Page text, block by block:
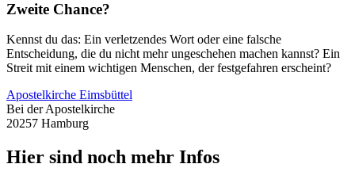
Zweite Chance?
Kennst du das: Ein verletzendes Wort oder eine falsche
Entscheidung, die du nicht mehr ungeschehen machen kannst? Ein
Streit mit einem wichtigen Menschen, der festgefahren erscheint?
Apostelkirche Eimsbüttel
Bei der Apostelkirche
20257 Hamburg
Hier sind noch mehr Infos